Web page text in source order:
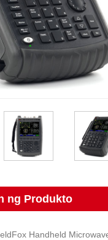
ng Produkto
Handheld